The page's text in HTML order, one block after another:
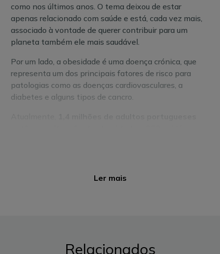
como nos últimos anos. O tema deixou de estar
apenas relacionado com saúde e está, cada vez mais,
associado à vontade de querer contribuir para um
planeta também ele mais saudável.
Por um lado, a obesidade é uma doença crónica, que
representa um dos principais fatores de risco para
patologias como as doenças cardiovasculares, a
diabetes e alguns tipos de cancro.
produção de carne, é responsável por um quinto
Assim, adotar uma alimentação mais saudável é uma
Ler mais
Relacionados